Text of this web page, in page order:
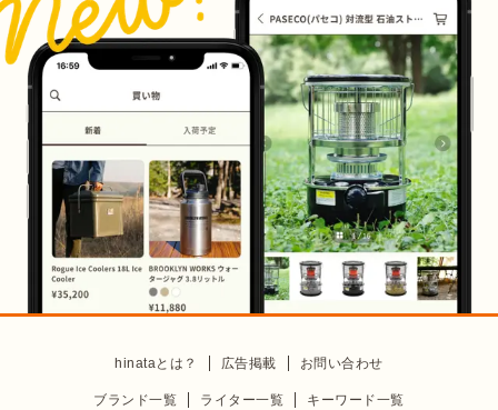
hinataとは？ 広告掲載 お問い合わせ
ブランド一覧 ライター一覧 キーワード一覧